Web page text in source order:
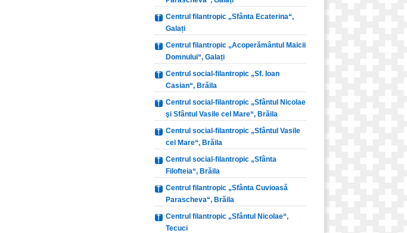
Centrul filantropic „Sfânta Ecaterina“,
Galați
Centrul filantropic „Acoperământul Maicii
Domnului“, Galați
Centrul social-filantropic „Sf. Ioan
Casian“, Brăila
Centrul social-filantropic „Sfântul Nicolae
şi Sfântul Vasile cel Mare“, Brăila
Centrul social-filantropic „Sfântul Vasile
cel Mare“, Brăila
Centrul social-filantropic „Sfânta
Filofteia“, Brăila
Centrul filantropic „Sfânta Cuvioasă
Parascheva“, Brăila
Centrul filantropic „Sfântul Nicolae“,
Tecuci